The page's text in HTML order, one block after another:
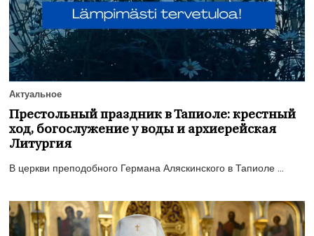
Актуальное
Престольный праздник в Тапиоле: крестный
ход, богослужение у воды и архиерейская
Литургия
В церкви преподобного Германа Аляскинского в Тапиоле ...